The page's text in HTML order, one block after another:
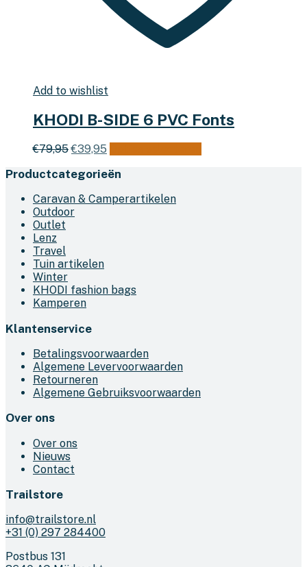
Add to wishlist
KHODI B-SIDE 6 PVC Fonts
€79,95Oorspronkelijke
was:
€39,95
is:
Productcategorieën
Caravan & Camperartikelen
Outdoor
Outlet
Lenz
Travel
Tuin artikelen
Winter
KHODI fashion bags
Kamperen
Klantenservice
Betalingsvoorwaarden
Algemene Levervoorwaarden
Retourneren
Algemene Gebruiksvoorwaarden
Over ons
Over ons
Nieuws
Contact
Trailstore
info@trailstore.nl
+31 (0) 297 284400
Postbus 131